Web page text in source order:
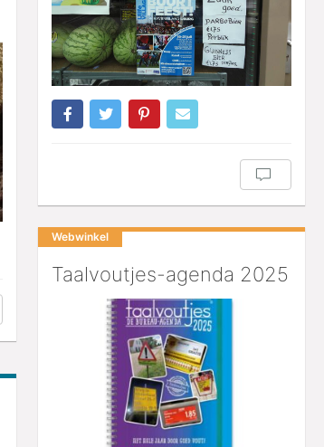
Webwinkel
Taalvoutjes-agenda 2025